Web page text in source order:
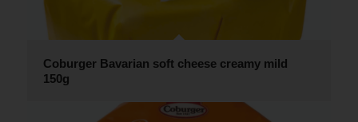
Coburger Bavarian soft cheese creamy mild
150g